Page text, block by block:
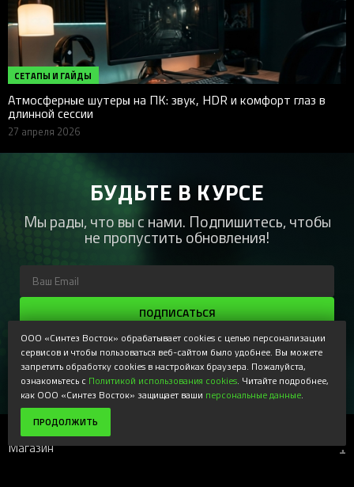
СЕТАПЫ И ГАЙДЫ
Атмосферные шутеры на ПК: звук, HDR и комфорт глаз в
длинной сессии
27 апреля 2026
БУДЬТЕ В КУРСЕ
Мы рады, что вы с нами. Подпишитесь, чтобы
не пропустить обновления!
ПОДПИСАТЬСЯ
Регистрируясь, Вы соглашаетесь получать наши
информационные рассылки и специальные предложения,
доступные только для подписчиков. Ознакомьтесь с нашей
Политикой конфиденциальности
Магазин +
ООО «Синтез Восток» обрабатывает cookies с целью персонализации
сервисов и чтобы пользоваться веб-сайтом было удобнее. Вы можете
запретить обработку cookies в настройках браузера. Пожалуйста,
ознакомьтесь с Политикой использования cookies . Читайте подробнее,
как ООО «Синтез Восток» защищает ваши персональные данные
ПРОДОЛЖИТЬ